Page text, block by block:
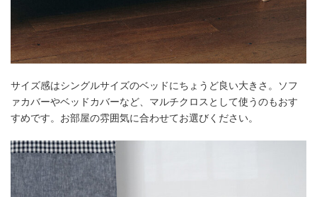
サイズ感はシングルサイズのベッドにちょうど良い大きさ。ソフ
ァカバーやベッドカバーなど、マルチクロスとして使うのもおす
すめです。お部屋の雰囲気に合わせてお選びください。